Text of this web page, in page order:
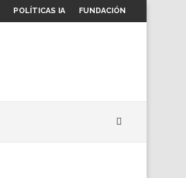
POLÍTICAS IA FUNDACIÓN